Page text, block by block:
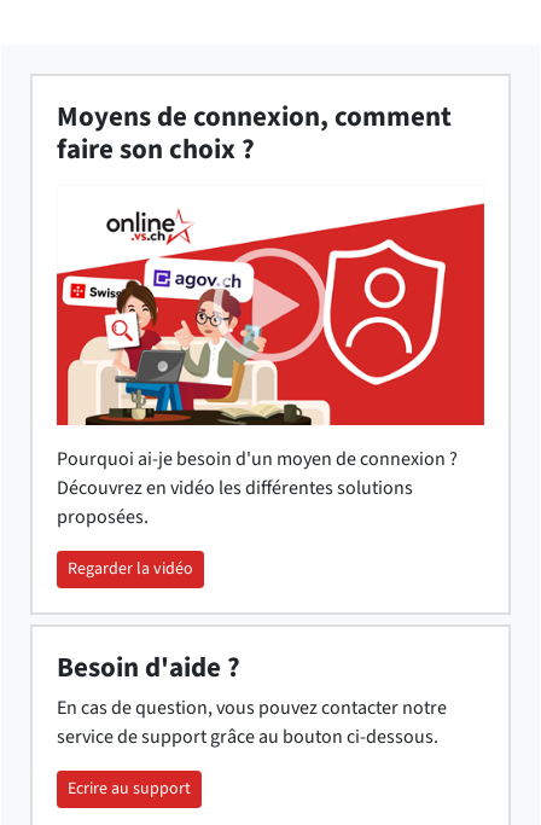
Moyens de connexion, comment
faire son choix ?
Pourquoi ai-je besoin d'un moyen de connexion ?
Découvrez en vidéo les différentes solutions
proposées.
Regarder la vidéo
Besoin d'aide ?
En cas de question, vous pouvez contacter notre
service de support grâce au bouton ci-dessous.
Ecrire au support